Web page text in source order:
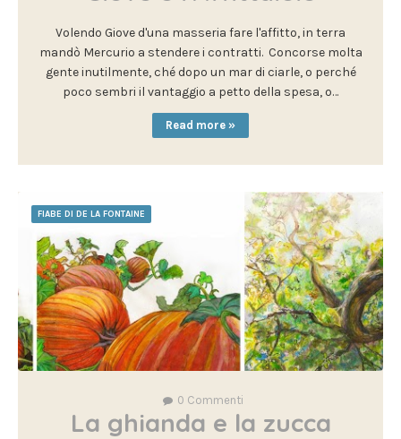
Volendo Giove d'una masseria fare l'affitto, in terra
mandò Mercurio a stendere i contratti. Concorse molta
gente inutilmente, ché dopo un mar di ciarle, o perché
poco sembri il vantaggio a petto della spesa, o…
Read more »
FIABE DI DE LA FONTAINE
0 Commenti
La ghianda e la zucca